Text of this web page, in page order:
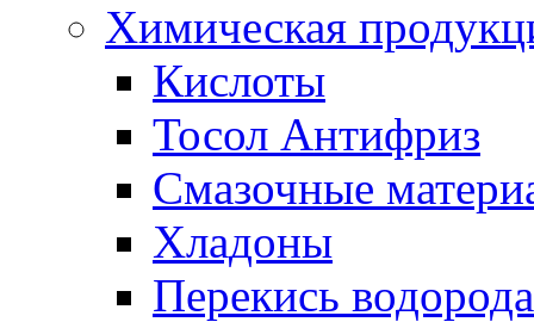
Химическая
Кислоты
Тосол Антифриз
Смазочные
Хладоны
Перекись водорода